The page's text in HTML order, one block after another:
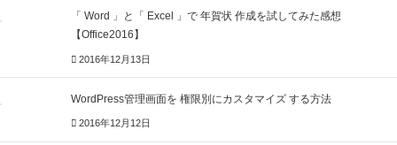
「 Word 」と「 Excel 」で 年賀状 作成を試してみた感想
【Office2016】
2016年12月13日
WordPress管理画面を 権限別にカスタマイズ する方法
2016年12月12日